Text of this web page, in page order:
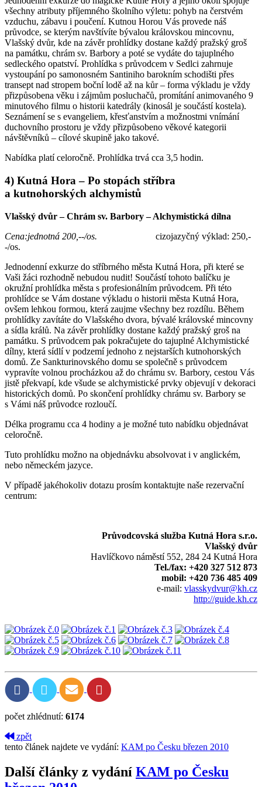
všechny atributy příjemného školního výletu: pohyb na čerstvém
vzduchu, zábavu i poučení. Kutnou Horou Vás provede náš
průvodce, se kterým navštívíte bývalou královskou mincovnu,
Vlašský dvůr, kde na závěr prohlídky dostane každý pražský groš
na památku, chrám sv. Barbory a poté se vydáte do tajuplného
sedleckého opatství. Prohlídka s průvodcem v Sedlci zahrnuje
vystoupání po samonosném Santiniho barokním schodišti přes
transept nad stropem boční lodě až na kůr – forma výkladu je vždy
přizpůsobena věku i zájmům posluchačů, promítání animovaného 9
minutového filmu o historii katedrály (kinosál je součástí kostela).
Seznámení se s evangeliem, křesťanstvím a možnostmi vnímání
duchovního prostoru je vždy přizpůsobeno věkové kategorii
návštěvníků – cílové skupině jako takové.
Nabídka platí celoročně. Prohlídka trvá cca 3,5 hodin.
4) Kutná Hora – Po stopách stříbra
a kutnohorských alchymistů
Vlašský dvůr – Chrám sv. Barbory – Alchymistická dílna
Cena:jednotná 200,--/os. cizojazyčný výklad: 250,-
-/os.
Jednodenní exkurze do stříbrného města Kutná Hora, při které se
Vaši žáci rozhodně nebudou nudit! Součástí tohoto balíčku je
okružní prohlídka města s profesionálním průvodcem. Při této
prohlídce se Vám dostane výkladu o historii města Kutná Hora,
ovšem lehkou formou, která zaujme všechny bez rozdílu. Během
prohlídky zavítáte do Vlašského dvora, bývalé královské mincovny
a sídla králů. Na závěr prohlídky dostane každý pražský groš na
památku. S průvodcem pak pokračujete do tajuplné Alchymistické
dílny, která sídlí v podzemí jednoho z nejstarších kutnohorských
domů. Ze Sankturinovského domu se společně s průvodcem
vypravíte volnou procházkou až do chrámu sv. Barbory, cestou Vás
jistě překvapí, kde všude se alchymistické prvky objevují v dekoraci
historických domů. Po skončení prohlídky chrámu sv. Barbory se
s Vámi náš průvodce rozloučí.
Délka programu cca 4 hodiny a je možné tuto nabídku objednávat
celoročně.
Tuto prohlídku možno na objednávku absolvovat i v anglickém,
nebo německém jazyce.
V případě jakéhokoliv dotazu prosím kontaktujte naše rezervační
centrum:
Průvodcovská služba Kutná Hora s.r.o.
Vlašský dvůr
Havlíčkovo náměstí 552, 284 24 Kutná Hora
Tel./fax: +420 327 512 873
mobil: +420 736 485 409
e-mail: vlasskydvur@kh.cz
http://guide.kh.cz
počet zhlédnutí: 6174
zpět
tento článek najdete ve vydání: KAM po Česku březen 2010
Další články z vydání KAM po Česku